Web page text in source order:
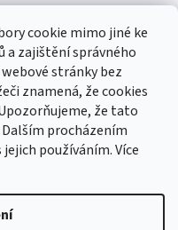
cookie mimo jiné ke
a zajištění správného
stránky bez
znamená, že cookies
že tato
procházením
používáním. Více
Facebook